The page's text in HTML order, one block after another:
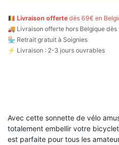
🇧🇪 Livraison offerte dès 69€ en
🚚 Livraison offerte hors Belgique dès
🏪 Retrait gratuit à Soignies
⚡ Livraison : 2-3 jours ouvrables
Avec cette sonnette de vélo
totalement embellir votre
est parfaite pour tous les